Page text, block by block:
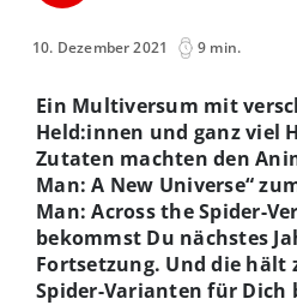
10. Dezember 2021 9 min.
Ein Multiversum mit
Held:innen und ganz viel
Zutaten machten den
Man: A New Universe“
Man: Across the Spider-
bekommst Du nächstes
Fortsetzung. Und die hält
Spider-Varianten für Dich